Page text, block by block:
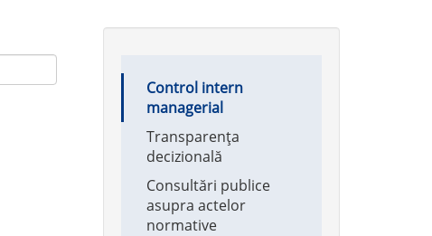
Main
navigation
Control intern
managerial
Transparența
decizională
Consultări publice
asupra actelor
normative